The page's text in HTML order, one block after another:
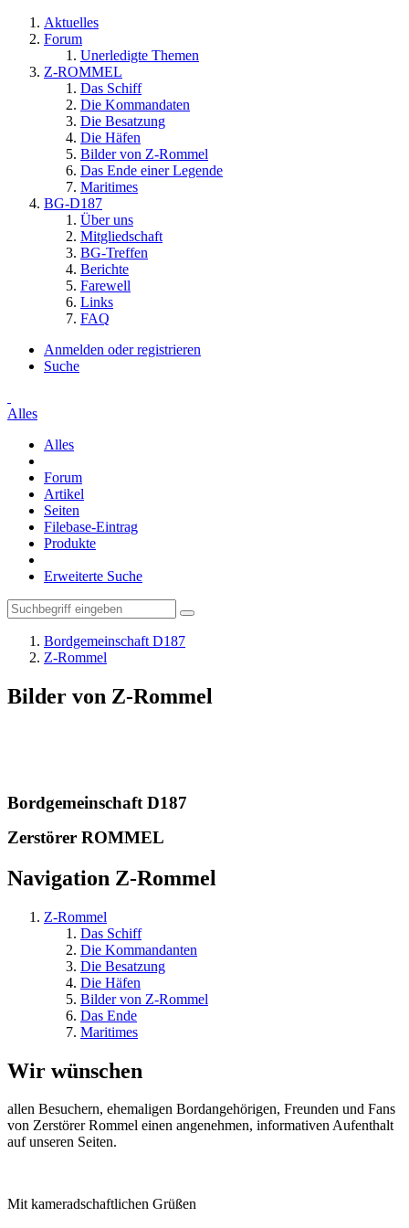
Aktuelles
Forum
Unerledigte Themen
Z-ROMMEL
Das Schiff
Die Kommandaten
Die Besatzung
Die Häfen
Bilder von Z-Rommel
Das Ende einer Legende
Maritimes
BG-D187
Über uns
Mitgliedschaft
BG-Treffen
Berichte
Farewell
Links
FAQ
Anmelden oder registrieren
Suche
Alles
Alles
Forum
Artikel
Seiten
Filebase-Eintrag
Produkte
Erweiterte Suche
Bordgemeinschaft D187
Z-Rommel
Bilder von Z-Rommel
Bordgemeinschaft D187
Zerstörer ROMMEL
Navigation Z-Rommel
Z-Rommel
Das Schiff
Die Kommandanten
Die Besatzung
Die Häfen
Bilder von Z-Rommel
Das Ende
Maritimes
Wir wünschen
allen Besuchern, ehemaligen Bordangehörigen, Freunden und Fans
von Zerstörer Rommel einen angenehmen, informativen Aufenthalt
auf unseren Seiten.
Mit kameradschaftlichen Grüßen